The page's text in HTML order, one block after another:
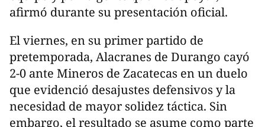
afirmó durante su presentación oficial.
El viernes, en su primer partido de
pretemporada, Alacranes de Durango cayó
2-0 ante Mineros de Zacatecas en un duelo
que evidenció desajustes defensivos y la
necesidad de mayor solidez táctica. Sin
embargo, el resultado se asume como parte